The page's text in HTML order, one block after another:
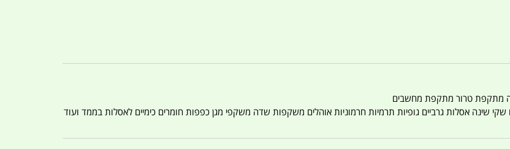
שינה אסלות גרביים גופיות תרמיות חרמוניות אוהלים משקפות שדה משקפי מגן כפפות חומרים כימיים לאסלות בממד ועוד